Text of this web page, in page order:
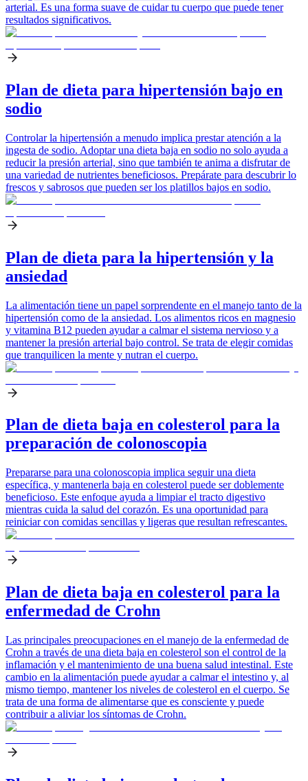
arterial. Es una forma suave de cuidar tu cuerpo que puede tener
resultados significativos.
Plan de dieta para hipertensión bajo en
sodio
Controlar la hipertensión a menudo implica prestar atención a la
ingesta de sodio. Adoptar una dieta baja en sodio no solo ayuda a
reducir la presión arterial, sino que también te anima a disfrutar de
una variedad de nutrientes beneficiosos. Prepárate para descubrir lo
frescos y sabrosos que pueden ser los platillos bajos en sodio.
Plan de dieta para la hipertensión y la
ansiedad
La alimentación tiene un papel sorprendente en el manejo tanto de la
hipertensión como de la ansiedad. Los alimentos ricos en magnesio
y vitamina B12 pueden ayudar a calmar el sistema nervioso y a
mantener la presión arterial bajo control. Se trata de elegir comidas
que tranquilicen la mente y nutran el cuerpo.
Plan de dieta baja en colesterol para la
preparación de colonoscopia
Prepararse para una colonoscopia implica seguir una dieta
específica, y mantenerla baja en colesterol puede ser doblemente
beneficioso. Este enfoque ayuda a limpiar el tracto digestivo
mientras cuida la salud del corazón. Es una oportunidad para
reiniciar con comidas sencillas y ligeras que resultan refrescantes.
Plan de dieta baja en colesterol para la
enfermedad de Crohn
Las principales preocupaciones en el manejo de la enfermedad de
Crohn a través de una dieta baja en colesterol son el control de la
inflamación y el mantenimiento de una buena salud intestinal. Este
cambio en la alimentación puede ayudar a calmar el intestino y, al
mismo tiempo, mantener los niveles de colesterol en el cuerpo. Se
trata de una forma de alimentarse que es consciente y puede
contribuir a aliviar los síntomas de Crohn.